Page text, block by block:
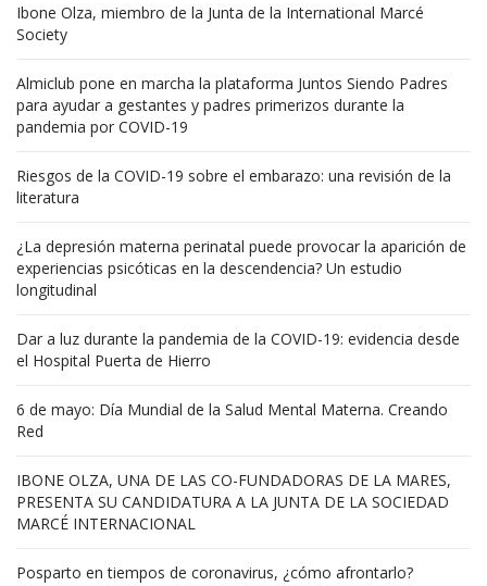
Ibone Olza, miembro de la Junta de la International Marcé
Society
Almiclub pone en marcha la plataforma Juntos Siendo Padres
para ayudar a gestantes y padres primerizos durante la
pandemia por COVID-19
Riesgos de la COVID-19 sobre el embarazo: una revisión de la
literatura
¿La depresión materna perinatal puede provocar la aparición de
experiencias psicóticas en la descendencia? Un estudio
longitudinal
Dar a luz durante la pandemia de la COVID-19: evidencia desde
el Hospital Puerta de Hierro
6 de mayo: Día Mundial de la Salud Mental Materna. Creando
Red
IBONE OLZA, UNA DE LAS CO-FUNDADORAS DE LA MARES,
PRESENTA SU CANDIDATURA A LA JUNTA DE LA SOCIEDAD
MARCÉ INTERNACIONAL
Posparto en tiempos de coronavirus, ¿cómo afrontarlo?